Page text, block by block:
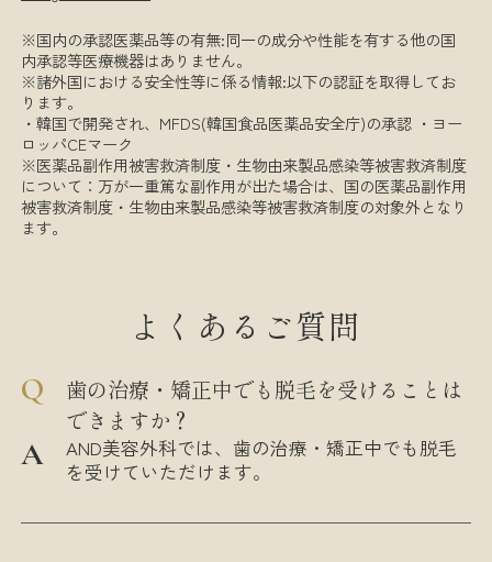
※国内の承認医薬品等の有無:同一の成分や性能を有する他の国
内承認等医療機器はありません。
※諸外国における安全性等に係る情報:以下の認証を取得してお
ります。
・韓国で開発され、MFDS(韓国食品医薬品安全庁)の承認 ・ヨー
ロッパCEマーク
※医薬品副作用被害救済制度・生物由来製品感染等被害救済制度
について：万が一重篤な副作用が出た場合は、国の医薬品副作用
被害救済制度・生物由来製品感染等被害救済制度の対象外となり
ます。
よくあるご質問
歯の治療・矯正中でも脱毛を受けることは
できますか？
AND美容外科では、歯の治療・矯正中でも脱毛
を受けていただけます。